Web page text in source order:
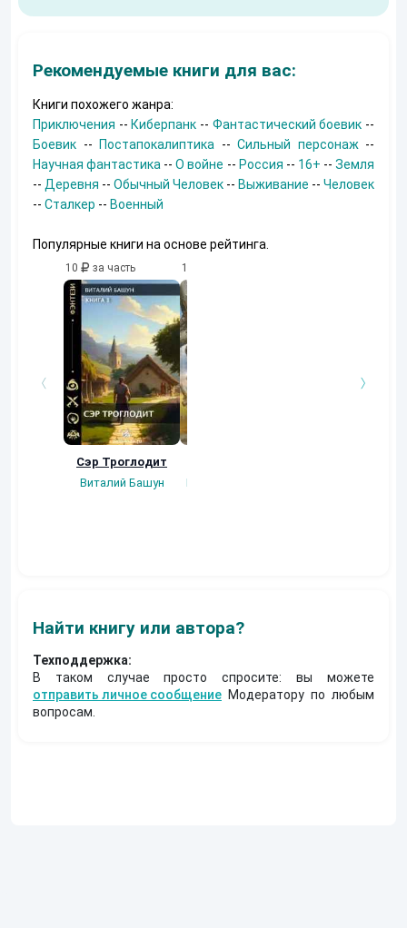
Рекомендуемые книги для вас:
Книги похожего жанра:
Приключения -- Киберпанк -- Фантастический боевик --
Боевик -- Постапокалиптика -- Сильный персонаж--
Научная фантастика --О войне -- Россия -- 16+ --Земля
-- Деревня -- Обычный Человек -- Выживание -- Человек
-- Сталкер -- Военный
Популярные книги на основе рейтинга.
10 за часть
Сэр Троглодит
Виталий Башун
10
Плотников Сергей
Найти книгу или автора?
Техподдержка:
В таком случае просто спросите: вы можете
отправить личное сообщение Модератору по любым
вопросам.